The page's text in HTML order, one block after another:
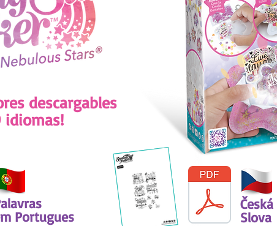
descargables
idiomas!
Portugues
Česká
Slova